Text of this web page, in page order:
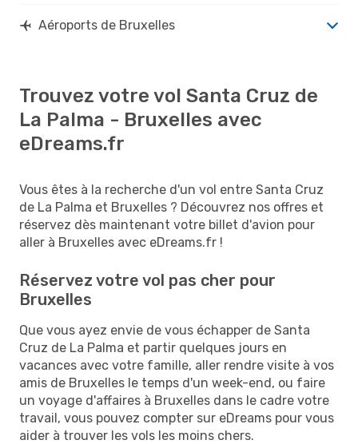
Aéroports de Bruxelles
Trouvez votre vol Santa Cruz de
La Palma - Bruxelles avec
eDreams.fr
Vous êtes à la recherche d'un vol entre Santa Cruz
de La Palma et Bruxelles ? Découvrez nos offres et
réservez dès maintenant votre billet d'avion pour
aller à Bruxelles avec eDreams.fr !
Réservez votre vol pas cher pour
Bruxelles
Que vous ayez envie de vous échapper de Santa
Cruz de La Palma et partir quelques jours en
vacances avec votre famille, aller rendre visite à vos
amis de Bruxelles le temps d'un week-end, ou faire
un voyage d'affaires à Bruxelles dans le cadre votre
travail, vous pouvez compter sur eDreams pour vous
aider à trouver les vols les moins chers.